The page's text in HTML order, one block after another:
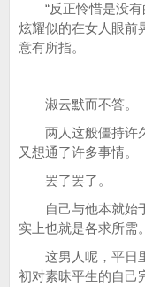
“反正怜惜是没有
炫耀似的在女人眼前
意有所指。
淑云默而不答。
两人这般僵持许久
又想通了许多事情。
罢了罢了。
自己与他本就始于
实上也就是各求所需。
这男人呢，平日里
初对素昧平生的自己